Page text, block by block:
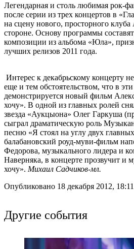
Легендарная и столь любимая рок-
после серии из трех концертов в
на сцену нового, просторного
стороне. Основу программы
композиции из альбома «Юла»,
лучших релизов 2011 года.
Интерес к декабрьскому концерту
еще и тем обстоятельством, что в
демонстрируется новый фильм
хочу». В одной из главных ролей
звезда «Аукцыона» Олег Гаркуша
сыграл драматическую роль
песню «Я стоял на углу двух
балабановский роуд-муви-фильм
Федорова, музыкального лидера и
Наверняка, в концерте прозвучит и
хочу». Михаил Садчиков-мл.
Опубликовано 18 декабря 2012, 18:11
Другие события